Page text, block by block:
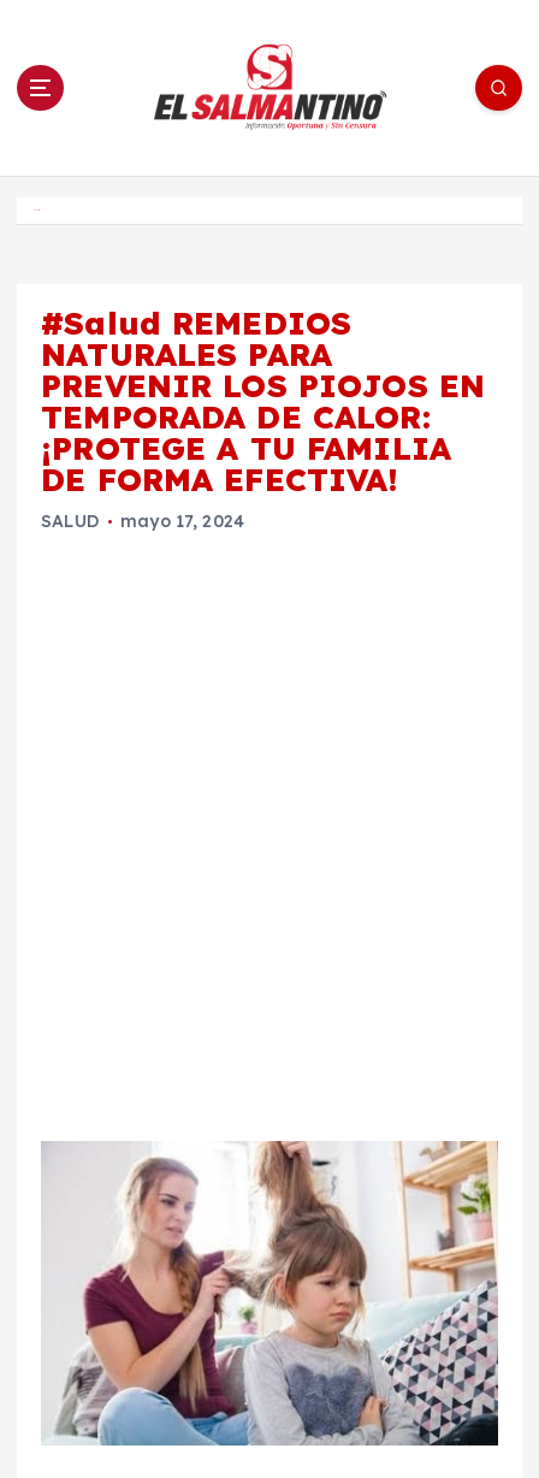
n El Salmantino - medios/noticias/editorial
#Salud REMEDIOS
NATURALES PARA
PREVENIR LOS PIOJOS EN
TEMPORADA DE CALOR:
¡PROTEGE A TU FAMILIA
DE FORMA EFECTIVA!
SALUD mayo 17, 2024